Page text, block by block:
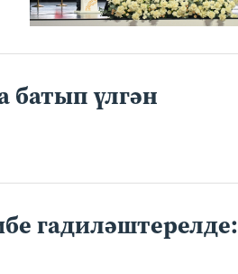
батып үлгән
гадиләштерелде: